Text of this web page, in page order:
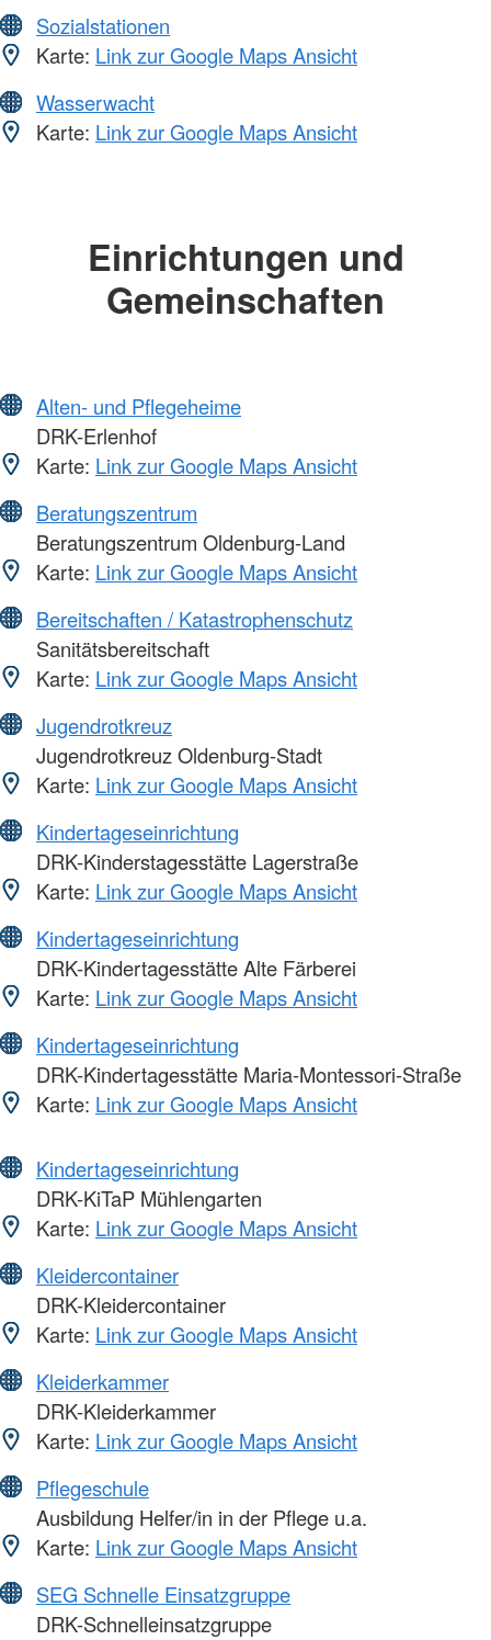
Sozialstationen
Karte: Link zur Google Maps Ansicht
Wasserwacht
Karte: Link zur Google Maps Ansicht
Einrichtungen und
Gemeinschaften
Alten- und Pflegeheime
DRK-Erlenhof
Karte: Link zur Google Maps Ansicht
Beratungszentrum
Beratungszentrum Oldenburg-Land
Karte: Link zur Google Maps Ansicht
Bereitschaften / Katastrophenschutz
Sanitätsbereitschaft
Karte: Link zur Google Maps Ansicht
Jugendrotkreuz
Jugendrotkreuz Oldenburg-Stadt
Karte: Link zur Google Maps Ansicht
Kindertageseinrichtung
DRK-Kinderstagesstätte Lagerstraße
Karte: Link zur Google Maps Ansicht
Kindertageseinrichtung
DRK-Kindertagesstätte Alte Färberei
Karte: Link zur Google Maps Ansicht
Kindertageseinrichtung
DRK-Kindertagesstätte Maria-Montessori-Straße
Karte: Link zur Google Maps Ansicht
Kindertageseinrichtung
DRK-KiTaP Mühlengarten
Karte: Link zur Google Maps Ansicht
Kleidercontainer
DRK-Kleidercontainer
Karte: Link zur Google Maps Ansicht
Kleiderkammer
DRK-Kleiderkammer
Karte: Link zur Google Maps Ansicht
Pflegeschule
Ausbildung Helfer/in in der Pflege u.a.
Karte: Link zur Google Maps Ansicht
SEG Schnelle Einsatzgruppe
DRK-Schnelleinsatzgruppe